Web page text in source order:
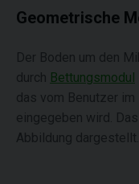
Geometrische
Der Boden um den
durch Bettungsmodul
das vom Benutzer im
eingegeben wird.
Abbildung dargestellt.